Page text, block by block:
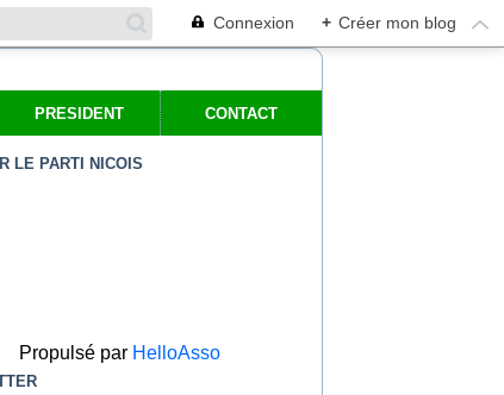
Connexion + Créer mon blog
PRESIDENT CONTACT
LE PARTI NICOIS
Propulsé par HelloAsso